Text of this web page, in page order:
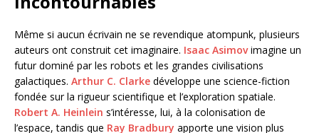
Même si aucun écrivain ne se revendique atompunk, plusieurs
auteurs ont construit cet imaginaire. Isaac Asimovimagine un
futur dominé par les robots et les grandes civilisations
galactiques. Arthur C. Clarke développe une science-fiction
fondée sur la rigueur scientifique et l’exploration spatiale.
Robert A. Heinlein s’intéresse, lui, à la colonisation de
l’espace, tandis que Ray Bradbury apporte une vision plus